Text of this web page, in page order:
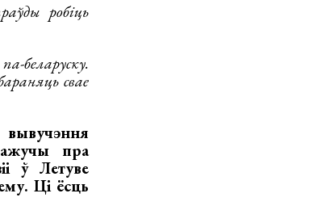
робіць
беларуску.
свае
вывучэння
пра
ў Летуве
Ці ёсць